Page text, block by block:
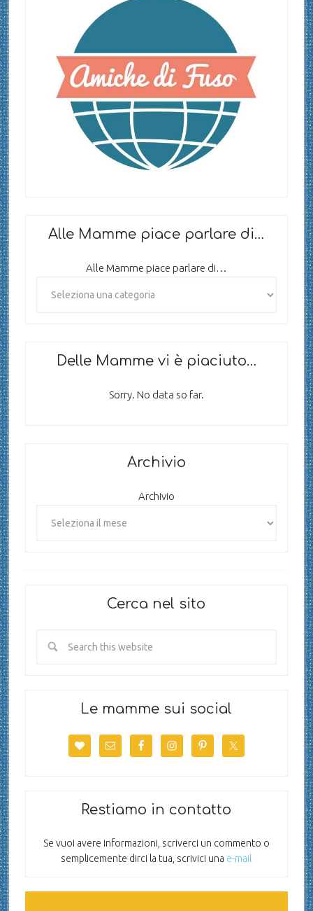
Alle Mamme piace parlare di…
Alle Mamme piace parlare di…
Delle Mamme vi è piaciuto…
Sorry. No data so far.
Archivio
Archivio
Cerca nel sito
Le mamme sui social
Restiamo in contatto
Se vuoi avere informazioni, scriverci un commento o
semplicemente dirci la tua, scrivici una e-mail